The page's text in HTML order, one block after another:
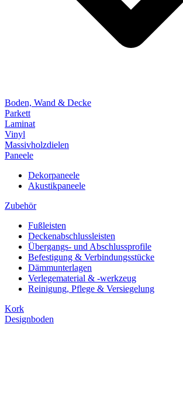
Boden, Wand & Decke
Parkett
Laminat
Vinyl
Massivholzdielen
Paneele
Dekorpaneele
Akustikpaneele
Zubehör
Fußleisten
Deckenabschlussleisten
Übergangs- und Abschlussprofile
Befestigung & Verbindungsstücke
Dämmunterlagen
Verlegematerial & -werkzeug
Reinigung, Pflege & Versiegelung
Kork
Designboden